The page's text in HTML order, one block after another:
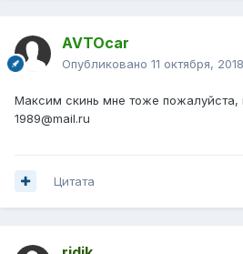
AVTOcar
Опубликовано 11 октября, 2018
Максим скинь мне тоже пожалуйста,
1989@mail.ru
Цитата